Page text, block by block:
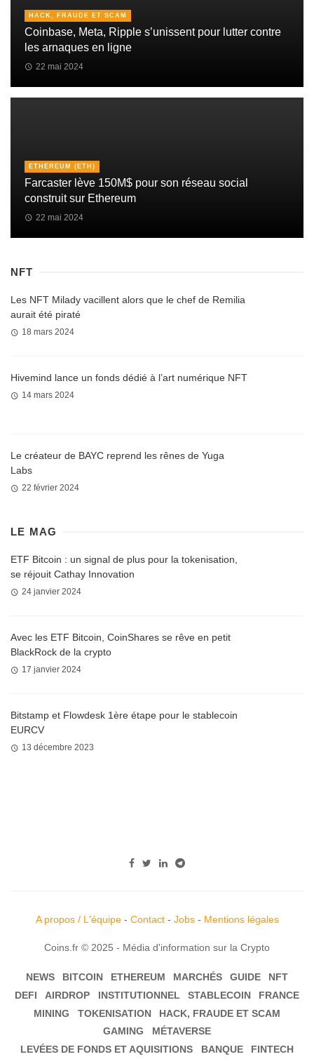
HACK, FRAUDE ET SCAM
Coinbase, Meta, Ripple s’unissent pour lutter contre
les arnaques en ligne
22 mai 2024
ETHEREUM (ETH)
Farcaster lève 150M$ pour son réseau social
construit sur Ethereum
22 mai 2024
NFT
Les NFT Milady vacillent alors que le chef de Remilia
aurait été piraté
18 mars 2024
Hivemind lance un fonds dédié à l’art numérique NFT
14 mars 2024
Le créateur de BAYC reprend les rênes de Yuga
Labs
22 février 2024
LE MAG
ETF Bitcoin : un signal de plus pour la tokenisation,
se réjouit Cathay Innovation
24 janvier 2024
Avec les ETF Bitcoin, CoinShares se rêve en petit
BlackRock de la crypto
17 janvier 2024
Bitstamp et Flowdesk 1ère étape pour le stablecoin
EURCV
13 décembre 2023
A propos / L'équipe- Contact- Jobs- Mentions légales
Coins.fr © 2025 - Média d'information sur la Crypto
NEWS BITCOIN ETHEREUM MARCHÉS GUIDE
NFT
DEFI
AIRDROP INSTITUTIONNEL STABLECOIN
FRANCE
MINING
TOKENISATION
HACK, FRAUDE ET SCAM
GAMING
MÉTAVERSE
LEVÉES DE FONDS ET AQUISITIONS
BANQUE FINTECH